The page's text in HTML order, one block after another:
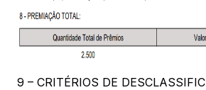
9 – CRITÉRIOS DE